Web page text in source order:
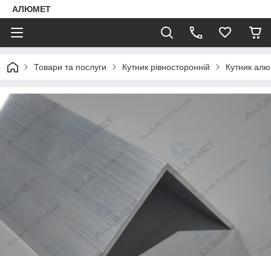
АЛЮМЕТ
Товари та послуги Кутник рівносторонній Кутник